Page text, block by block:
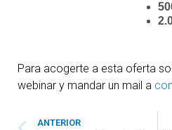
Para acogerte a esta oferta
webinar y mandar un mail a
ANTERIOR